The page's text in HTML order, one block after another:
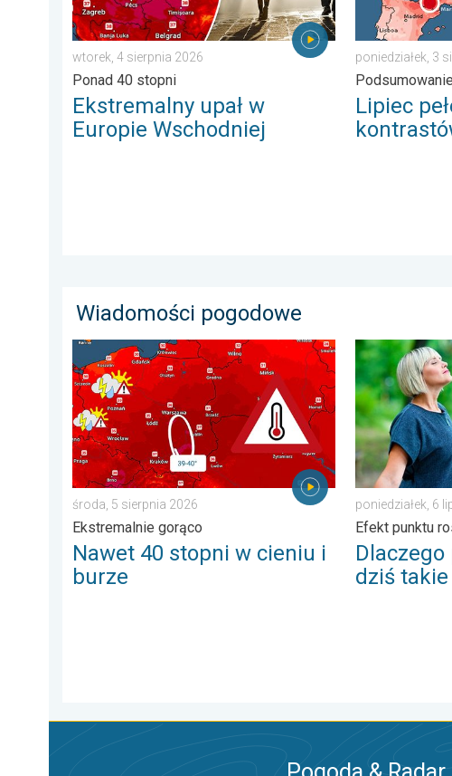
wtorek, 4 sierpnia 2026
Ponad 40 stopni
Ekstremalny upał w
Europie Wschodniej
poniedziałek, 3
Lipiec
Wiadomości pogodowe
Nawet 40 stopni w cieniu i burze. Ekstremalnie gorąco. . .
środa, 5 sierpnia 2026
Ekstremalnie gorąco
Nawet 40 stopni w cieniu i
burze
Dlaczego
poniedziałek, 6
Efekt punktu
dziś